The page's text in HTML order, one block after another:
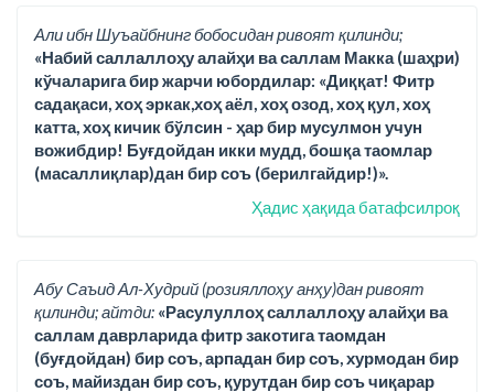
Али ибн Шуъайбнинг бобосидан ривоят қилинди;
«Набий саллаллоҳу алайҳи ва саллам Макка (шаҳри)
кўчаларига бир жарчи юбордилар: «Диққат! Фитр
садақаси, хоҳ эркак,хоҳ аёл, хоҳ озод, хоҳ қул, хоҳ
катта, хоҳ кичик бўлсин - ҳар бир мусулмон учун
вожибдир! Буғдойдан икки мудд, бошқа таомлар
(масаллиқлар)дан бир соъ (берилгайдир!)».
Ҳадис ҳақида батафсилроқ
Абу Саъид Ал-Худрий (розияллоҳу анҳу)дан ривоят
қилинди; айтди: «Расулуллоҳ саллаллоҳу алайҳи ва
саллам даврларида фитр закотига таомдан
(буғдойдан) бир соъ, арпадан бир соъ, хурмодан бир
соъ, майиздан бир соъ, қурутдан бир соъ чиқарар